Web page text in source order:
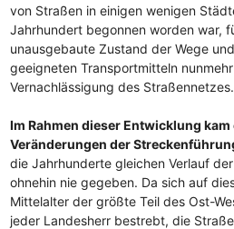
von Straßen in einigen wenigen
Jahrhundert begonnen worden war,
unausgebaute Zustand der Wege
geeigneten Transportmitteln
Vernachlässigung des Straßennetzes.
Im Rahmen dieser Entwicklung kam
Veränderungen der
die Jahrhunderte gleichen Verlauf der
ohnehin nie gegeben. Da sich auf
Mittelalter der größte Teil des Ost-
jeder Landesherr bestrebt, die